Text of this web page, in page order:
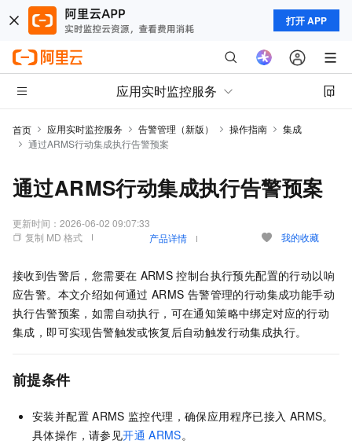
打开 APP
应用实时监控服务
首页 应用实时监控服务 告警管理（新版） 操作指南
集成
通过ARMS行动集成执行告警预案
通过ARMS行动集成执行告警预案
更新时间： 2026-06-02 09:07:33
复制 MD 格式
产品详情 我的收藏
接收到告警后，您需要在 ARMS 控制台执行预先配置的行动以响
应告警。本文介绍如何通过 ARMS 告警管理的行动集成功能手动
执行告警预案，如需自动执行，可在通知策略中绑定对应的行动
集成，即可实现告警触发或恢复后自动触发行动集成执行。
前提条件
安装并配置 ARMS 监控代理，确保应用程序已接入 ARMS。
具体操作，请参见开通 ARMS。